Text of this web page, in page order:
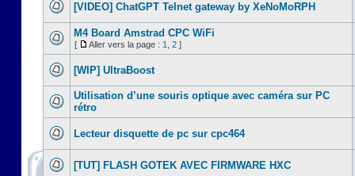
[VIDEO] ChatGPT Telnet gateway by XeNoMoRPH
M4 Board Amstrad CPC WiFi
[ Aller vers la page : 1 2 ]
[WIP] UltraBoost
Utilisation d’une souris optique avec caméra sur PC
rétro
Lecteur disquette de pc sur cpc464
[TUT] FLASH GOTEK AVEC FIRMWARE HXC